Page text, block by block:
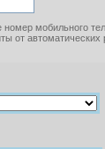
мобильного
от автоматических